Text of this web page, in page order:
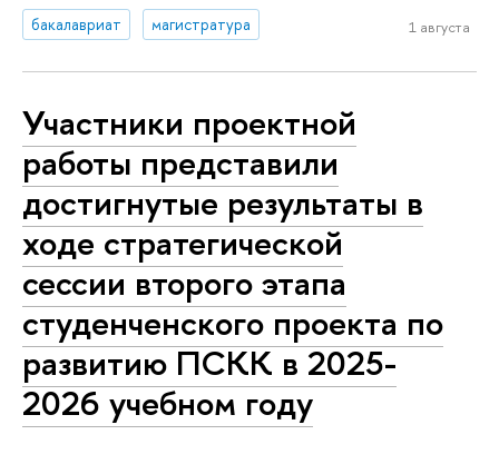
бакалавриат
магистратура 1 августа
Участники проектной
работы представили
достигнутые результаты в
ходе стратегической
сессии второго этапа
студенченского проекта по
развитию ПСКК в 2025-
2026 учебном году